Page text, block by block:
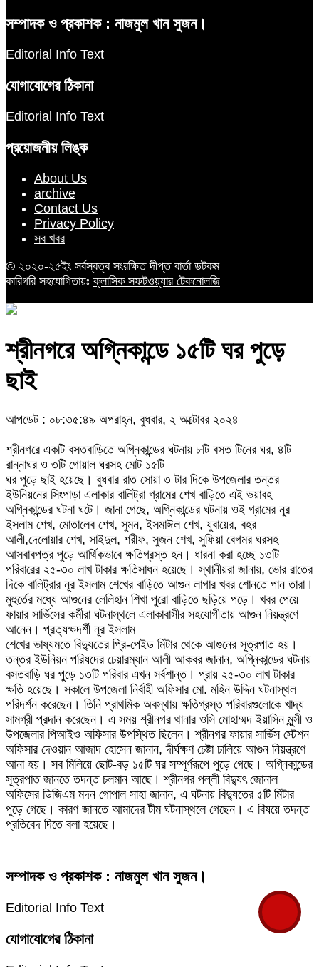
সম্পাদক ও প্রকাশক : নাজমুল খান সুজন।
Editorial Info Text
যোগাযোগের ঠিকানা
Editorial Info Text
প্রয়োজনীয় লিঙ্ক
About Us
archive
Contact Us
Privacy Policy
সব খবর
© ২০২০-২৫ইং সর্বস্বত্ব সংরক্ষিত দীপ্ত বার্তা ডটকম
কারিগরি সহযোগিতায়ঃক্লাসিক সফটওয়্যার টেকনোলজি
শ্রীনগরে অগ্নিকান্ডে ১৫টি ঘর পুড়ে
ছাই
আপডেট : ০৮:৩৫:৪৯ অপরাহ্ন, বুধবার, ২ অক্টোবর ২০২৪
শ্রীনগরে একটি বসতবাড়িতে অগ্নিকান্ডের ঘটনায় ৮টি বসত টিনের ঘর, ৪টি
রান্নাঘর ও ৩টি গোয়াল ঘরসহ মোট ১৫টি
ঘর পুড়ে ছাই হয়েছে। বুধবার রাত সোয়া ৩ টার দিকে উপজেলার তন্তর
ইউনিয়নের সিংপাড়া এলাকার বালিট্রা গ্রামের শেখ বাড়িতে এই ভয়াবহ
অগ্নিকান্ডের ঘটনা ঘটে। জানা গেছে, অগ্নিকান্ডের ঘটনায় ওই গ্রামের নূর
ইসলাম শেখ, মোতালেব শেখ, সুমন, ইসমাঈল শেখ, যুবায়ের, বহর
আলী,দেলোয়ার শেখ, সাইদুল, শরীফ, সুজন শেখ, সুফিয়া বেগমর ঘরসহ
আসবাবপত্র পুড়ে আর্থিকভাবে ক্ষতিগ্রস্ত হন। ধারনা করা হচ্ছে ১৩টি
পরিবারের ২৫-৩০ লাখ টাকার ক্ষতিসাধন হয়েছে। স্থানীয়রা জানায়, ভোর রাতের
দিকে বালিট্রার নূর ইসলাম শেখের বাড়িতে আগুন লাগার খবর শোনতে পান তারা।
মুহুর্তের মধ্যে আগুনের লেলিহান শিখা পুরো বাড়িতে ছড়িয়ে পড়ে। খবর পেয়ে
ফায়ার সার্ভিসের কর্মীরা ঘটনাস্থলে এলাকাবাসীর সহযোগীতায় আগুন নিয়ন্ত্রণে
আনেন। প্রত্যক্ষদর্শী নূর ইসলাম
শেখের ভাষ্যমতে বিদ্যুতের প্রি-পেইড মিটার থেকে আগুনের সূত্রপাত হয়।
তন্তর ইউনিয়ন পরিষদের চেয়ারম্যান আলী আকবর জানান, অগ্নিকান্ডের ঘটনায়
বসতবাড়ি ঘর পুড়ে ১৩টি পরিবার এখন সর্বশান্ত। প্রায় ২৫-৩০ লাখ টাকার
ক্ষতি হয়েছে। সকালে উপজেলা নির্বাহী অফিসার মো. মহিন উদ্দিন ঘটনাস্থল
পরিদর্শন করেছেন। তিনি প্রাথমিক অবস্থায় ক্ষতিগ্রস্ত পরিবারগুলোকে খাদ্য
সামগ্রী প্রদান করেছেন। এ সময় শ্রীনগর থানার ওসি মোহাম্মদ ইয়াসিন মুন্সী ও
উপজেলার পিআইও অফিসার উপস্থিত ছিলেন। শ্রীনগর ফায়ার সার্ভিস স্টেশন
অফিসার দেওয়ান আজাদ হোসেন জানান, দীর্ঘক্ষণ চেষ্টা চালিয়ে আগুন নিয়ন্ত্রণে
আনা হয়। সব মিলিয়ে ছোট-বড় ১৫টি ঘর সম্পূর্ণরূপে পুড়ে গেছে। অগ্নিকান্ডের
সূত্রপাত জানতে তদন্ত চলমান আছে। শ্রীনগর পল্লী বিদ্যুৎ জোনাল
অফিসের ডিজিএম মদন গোপাল সাহা জানান, এ ঘটনায় বিদ্যুতের ৫টি মিটার
পুড়ে গেছে। কারণ জানতে আমাদের টীম ঘটনাস্থলে গেছেন। এ বিষয়ে তদন্ত
প্রতিবেদ দিতে বলা হয়েছে।
সম্পাদক ও প্রকাশক : নাজমুল খান সুজন।
Editorial Info Text
যোগাযোগের ঠিকানা